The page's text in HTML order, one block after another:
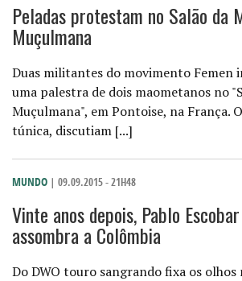
Peladas protestam no Salão da
Muçulmana
Duas militantes do movimento Femen
uma palestra de dois maometanos no
Muçulmana", em Pontoise, na França.
túnica, discutiam [...]
MUNDO | 09.09.2015 - 21H48
Vinte anos depois, Pablo
assombra a Colômbia
Do DWO touro sangrando fixa os olhos